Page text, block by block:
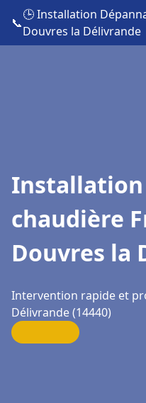
📞
🕒 Installation
Douvres la Délivrande
Installation
chaudière
Douvres la
Intervention rapide et
Délivrande (14440)